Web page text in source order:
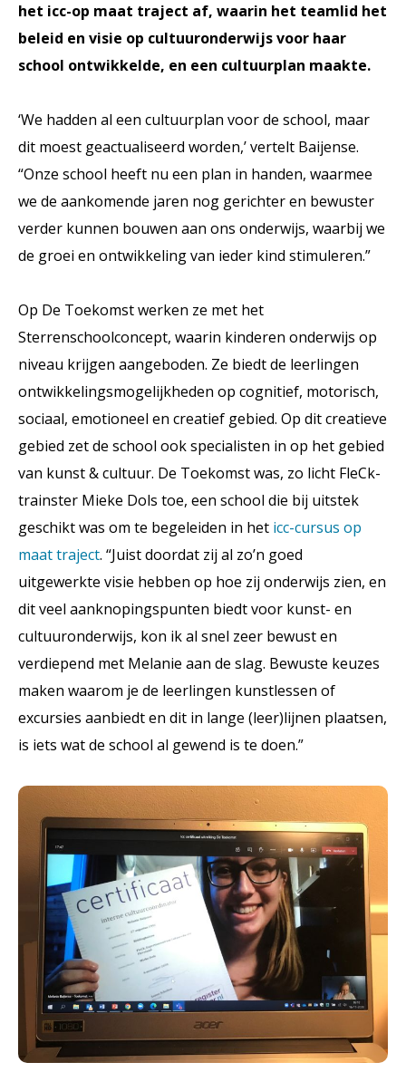
het icc-op maat traject af, waarin het teamlid het
beleid en visie op cultuuronderwijs voor haar
school ontwikkelde, en een cultuurplan maakte.
‘We hadden al een cultuurplan voor de school, maar
dit moest geactualiseerd worden,’ vertelt Baijense.
“Onze school heeft nu een plan in handen, waarmee
we de aankomende jaren nog gerichter en bewuster
verder kunnen bouwen aan ons onderwijs, waarbij we
de groei en ontwikkeling van ieder kind stimuleren.”
Op De Toekomst werken ze met het
Sterrenschoolconcept, waarin kinderen onderwijs op
niveau krijgen aangeboden. Ze biedt de leerlingen
ontwikkelingsmogelijkheden op cognitief, motorisch,
sociaal, emotioneel en creatief gebied. Op dit creatieve
gebied zet de school ook specialisten in op het gebied
van kunst & cultuur. De Toekomst was, zo licht FleCk-
trainster Mieke Dols toe, een school die bij uitstek
geschikt was om te begeleiden in het icc-cursus op
maat traject. “Juist doordat zij al zo’n goed
uitgewerkte visie hebben op hoe zij onderwijs zien, en
dit veel aanknopingspunten biedt voor kunst- en
cultuuronderwijs, kon ik al snel zeer bewust en
verdiepend met Melanie aan de slag. Bewuste keuzes
maken waarom je de leerlingen kunstlessen of
excursies aanbiedt en dit in lange (leer)lijnen plaatsen,
is iets wat de school al gewend is te doen.”